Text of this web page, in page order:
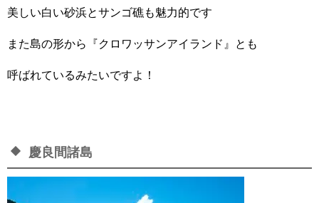
美しい白い砂浜とサンゴ礁も魅力的です
また島の形から『クロワッサンアイランド』とも
呼ばれているみたいですよ！
慶良間諸島